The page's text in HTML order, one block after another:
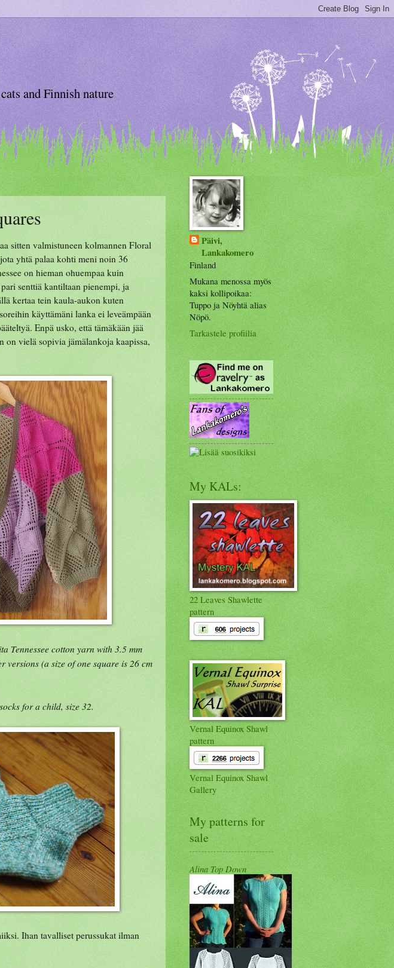
and Finnish nature
sitten valmistuneen kolmannen Floral
yhtä palaa kohti meni noin 36
on hieman ohuempaa kuin
senttiä kantiltaan pienempi, ja
kertaa tein kaula-aukon kuten
käyttämäni lanka ei leveämpään
Enpä usko, että tämäkään jää
on vielä sopivia jämälankoja kaapissa,
Tennessee cotton yarn with 3.5 mm
versions (a size of one square is 26 cm
for a child, size 32.
Ihan tavalliset perussukat ilman
Päivi,
Lankakomero
Finland
Mukana menossa myös
kaksi kollipoikaa:
Tuppo ja Nöyhtä alias
Nöpö.
Tarkastele profiilia
My KALs:
22 Leaves Shawlette
pattern
Vernal Equinox Shawl
pattern
Vernal Equinox Shawl
Gallery
My patterns for
sale
Alina Top Down